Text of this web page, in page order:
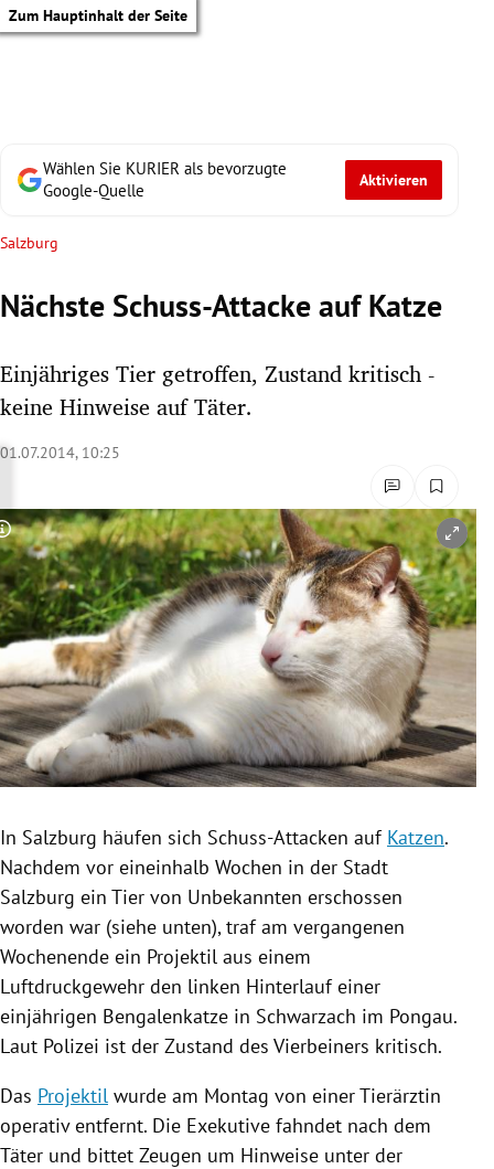
Zum Hauptinhalt der Seite
Untermenü
Untermenü
Untermenü
Untermenü
Untermenü
Untermenü
Untermenü
Untermenü
Untermenü
Untermenü
Wählen Sie KURIER als bevorzugte
Google-Quelle
Aktivieren
Salzburg
Nächste Schuss-Attacke auf Katze
Einjähriges Tier getroffen, Zustand kritisch -
keine Hinweise auf Täter.
01.07.2014, 10:25
Copyright-Hinweis öffnen/schließen
In Salzburg häufen sich Schuss-Attacken auf Katzen.
Nachdem vor eineinhalb Wochen in der Stadt
Salzburg ein Tier von Unbekannten erschossen
worden war (siehe unten), traf am vergangenen
Wochenende ein Projektil aus einem
Luftdruckgewehr den linken Hinterlauf einer
einjährigen Bengalenkatze in Schwarzach im Pongau.
Laut Polizei ist der Zustand des Vierbeiners kritisch.
Das Projektil wurde am Montag von einer Tierärztin
operativ entfernt. Die Exekutive fahndet nach dem
Täter und bittet Zeugen um Hinweise unter der